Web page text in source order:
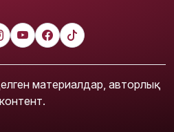
материалдар, авторлық